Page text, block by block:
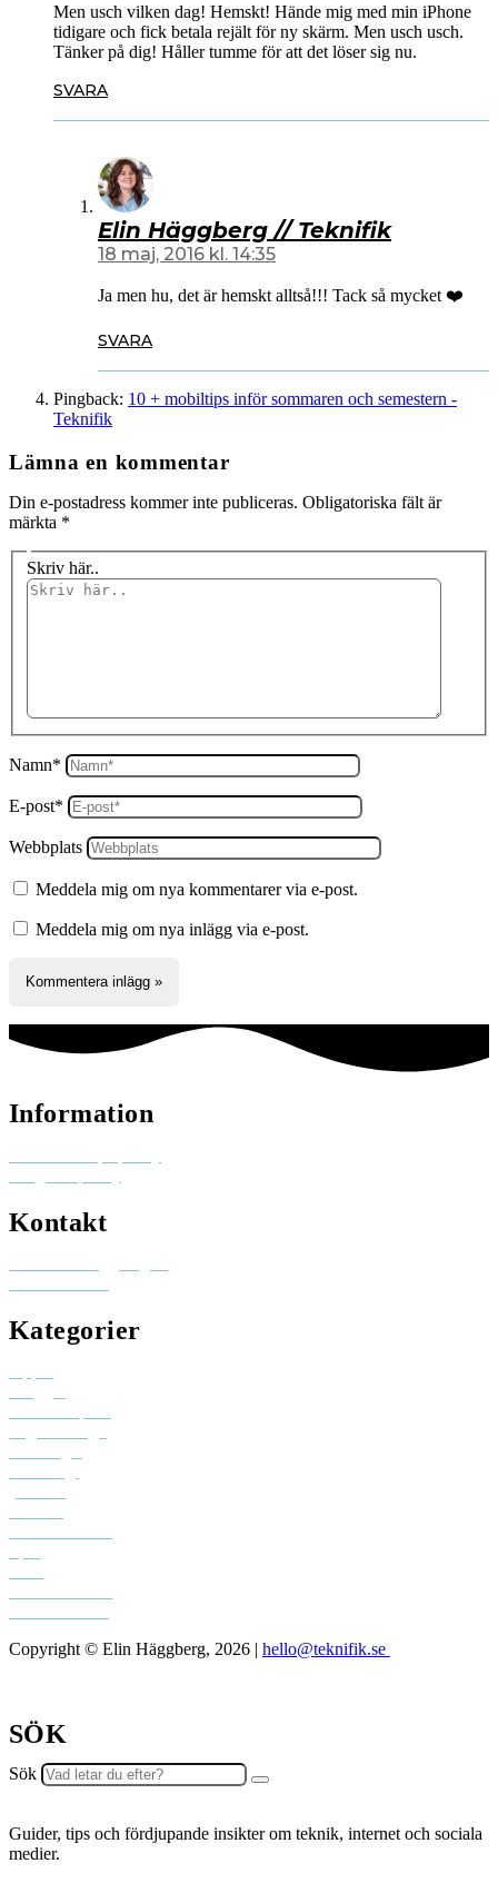
Men usch vilken dag! Hemskt! Hände mig med min iPhone
tidigare och fick betala rejält för ny skärm. Men usch usch.
Tänker på dig! Håller tumme för att det löser sig nu.
SVARA
Elin Häggberg // Teknifik
18 maj, 2016 kl. 14:35
Ja men hu, det är hemskt alltså!!! Tack så mycket ❤️
SVARA
Pingback: 10 + mobiltips inför sommaren och semestern -
Teknifik
Lämna en kommentar
Din e-postadress kommer inte publiceras. Obligatoriska fält är
märkta *
Skriv här..
Namn*
E-post*
Webbplats
Meddela mig om nya kommentarer via e-post.
Meddela mig om nya inlägg via e-post.
Information
Kontakt
Kategorier
Copyright © Elin Häggberg, 2026 | hello@teknifik.se
SÖK
Sök
Guider, tips och fördjupande insikter om teknik, internet och sociala
medier.